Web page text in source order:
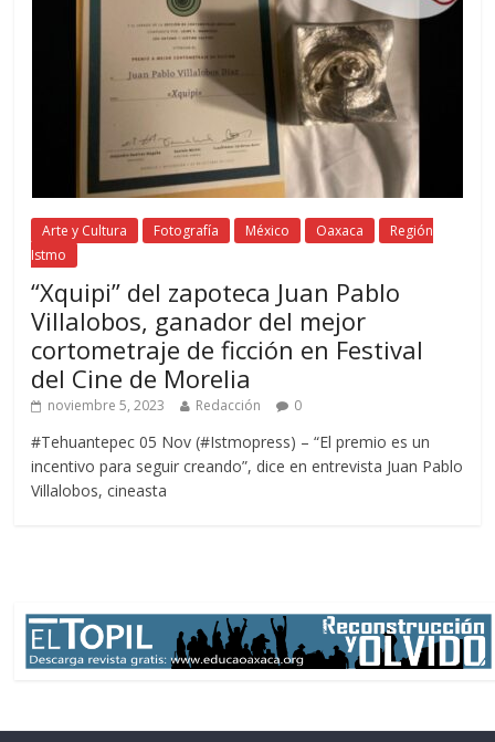
Arte y Cultura Fotografía México Oaxaca
Región
Istmo
“Xquipi” del zapoteca Juan Pablo
Villalobos, ganador del mejor
cortometraje de ficción en Festival
del Cine de Morelia
noviembre 5, 2023 Redacción 0
#Tehuantepec 05 Nov (#Istmopress) – “El premio es un
incentivo para seguir creando”, dice en entrevista Juan Pablo
Villalobos, cineasta